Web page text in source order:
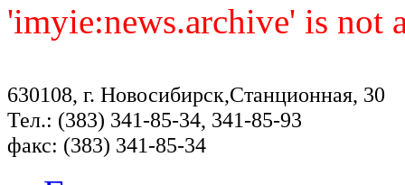
'imyie:news.archive' is not
630108, г. Новосибирск,Станционная, 30
Тел.: (383) 341-85-34, 341-85-93
факс: (383) 341-85-34